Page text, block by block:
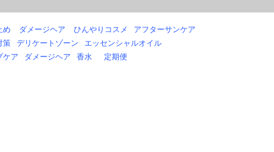
め ダメージヘア ひんやりコスメ
アフターサンケア
策
デリケートゾーン
エッセンシャルオイル
ケア
ダメージヘア 香水 定期便